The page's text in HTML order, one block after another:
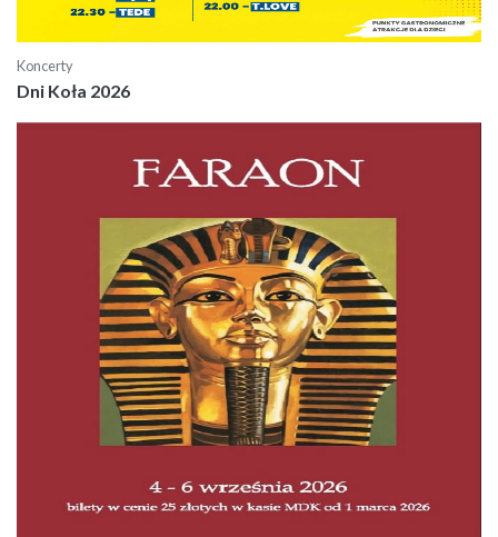
Koncerty
Dni Koła 2026